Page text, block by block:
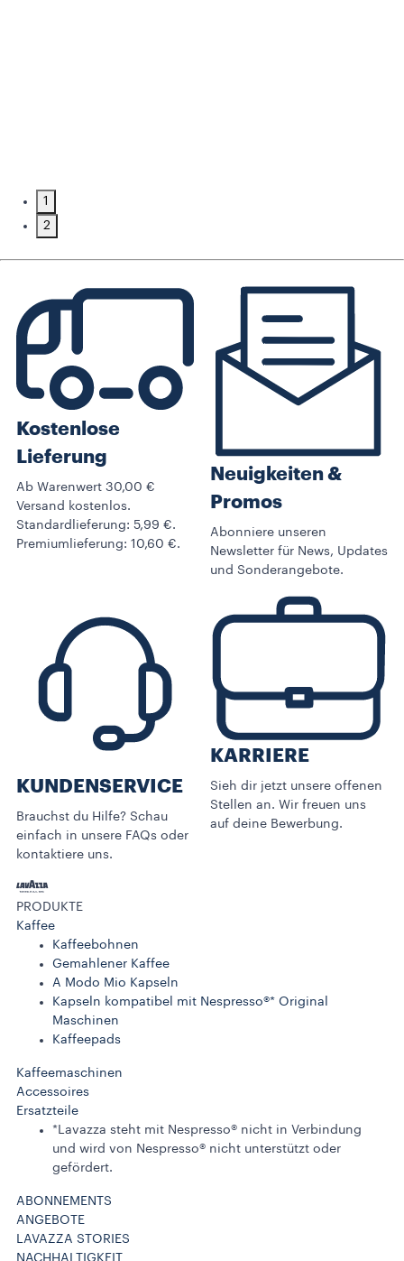
1
2
Kostenlose
Lieferung
Ab Warenwert 30,00 €
Versand kostenlos.
Standardlieferung: 5,99 €.
Premiumlieferung: 10,60 €.
Neuigkeiten &
Promos​
Abonniere unseren
Newsletter für News, Updates
und Sonderangebote.
KUNDENSERVICE​
Brauchst du Hilfe? Schau
einfach in unsere FAQs oder
kontaktiere uns.
KARRIERE
Sieh dir jetzt unsere offenen
Stellen an. Wir freuen uns
auf deine Bewerbung.
PRODUKTE
Kaffee
Kaffeebohnen
Gemahlener Kaffee
A Modo Mio Kapseln
Kapseln kompatibel mit Nespresso®* Original
Maschinen
Kaffeepads
Kaffeemaschinen
Accessoires
Ersatzteile
*Lavazza steht mit Nespresso® nicht in Verbindung
und wird von Nespresso® nicht unterstützt oder
gefördert.
ABONNEMENTS
ANGEBOTE
LAVAZZA STORIES
NACHHALTIGKEIT